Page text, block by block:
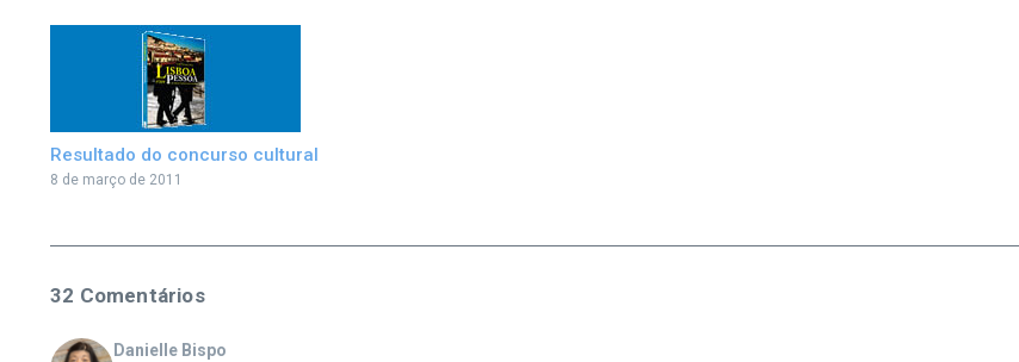
Resultado do concurso cultural
8 de março de 2011
32 Comentários
Danielle Bispo